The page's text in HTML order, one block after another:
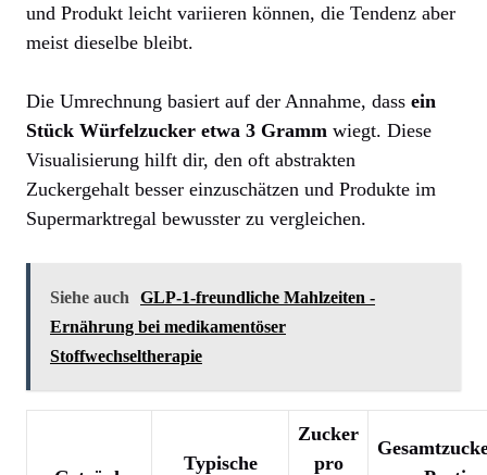
und Produkt leicht variieren können, die Tendenz aber
meist dieselbe bleibt.
Die Umrechnung basiert auf der Annahme, dass ein
Stück Würfelzucker etwa 3 Gramm wiegt. Diese
Visualisierung hilft dir, den oft abstrakten
Zuckergehalt besser einzuschätzen und Produkte im
Supermarktregal bewusster zu vergleichen.
Siehe auch
GLP‑1‑freundliche Mahlzeiten -
Ernährung bei medikamentöser
Stoffwechseltherapie
Typische
Zucker
pro